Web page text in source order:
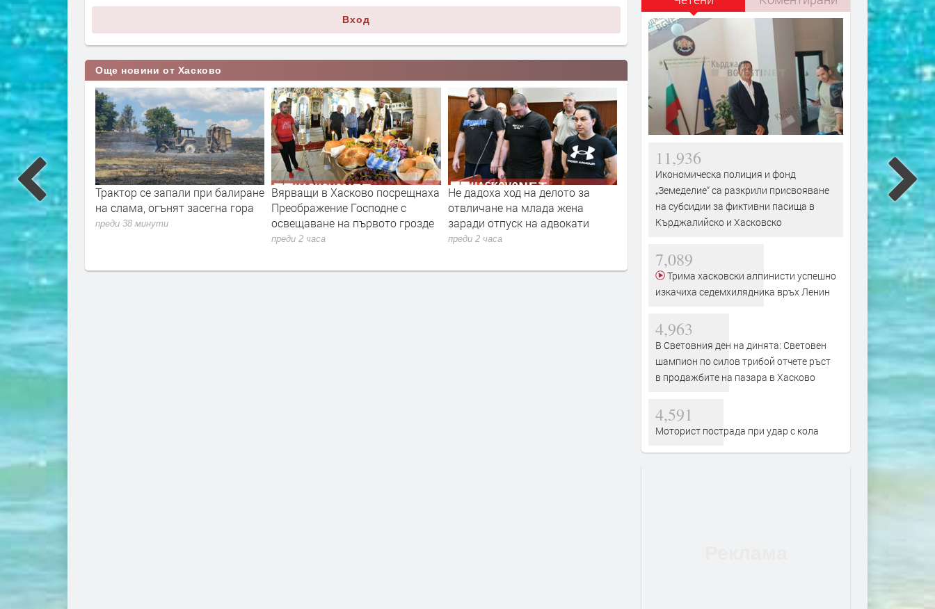
Вход
Още новини от Хасково
от Хасково,
от областта
Трактор се запали при балиране
на слама, огънят засегна гора
преди 38 минути
Вярващи в Хасково посрещнаха
Преображение Господне с
освещаване на първото грозде
преди 2 часа
Не дадоха ход на делото за
отвличане на млада жена
заради отпуск на адвокати
преди 2 часа
Фестивал „На Хармана“
превръща посетителите в
участници – традициите
преди 3 часа
Тополовград запазва
маломерните паралелки
училищата в Синапово и
11,936
Икономическа полиция и фонд
„Земеделие“ са разкрили присвояване
на субсидии за фиктивни пасища в
Кърджалийско и Хасковско
7,089
Трима хасковски алпинисти успешно
изкачиха седемхилядника връх Ленин
4,963
В Световния ден на динята: Световен
шампион по силов трибой отчете ръст
в продажбите на пазара в Хасково
4,591
Моторист пострада при удар с кола